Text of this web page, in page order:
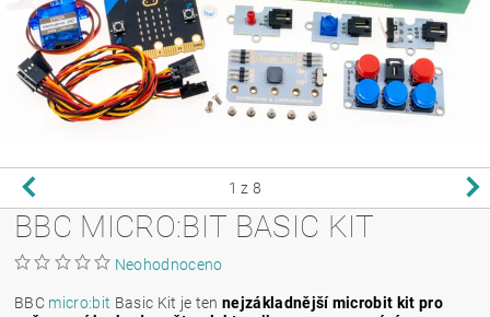
1 z 8
BBC MICRO:BIT BASIC KIT
Neohodnoceno
BBC micro:bit Basic Kit je tennejzákladnější microbit kit pro